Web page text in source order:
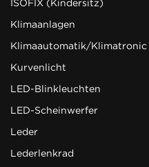
ISOFIX (Kindersitz)
Klimaanlagen
Klimaautomatik/Klimatronic
Kurvenlicht
LED-Blinkleuchten
LED-Scheinwerfer
Leder
Lederlenkrad